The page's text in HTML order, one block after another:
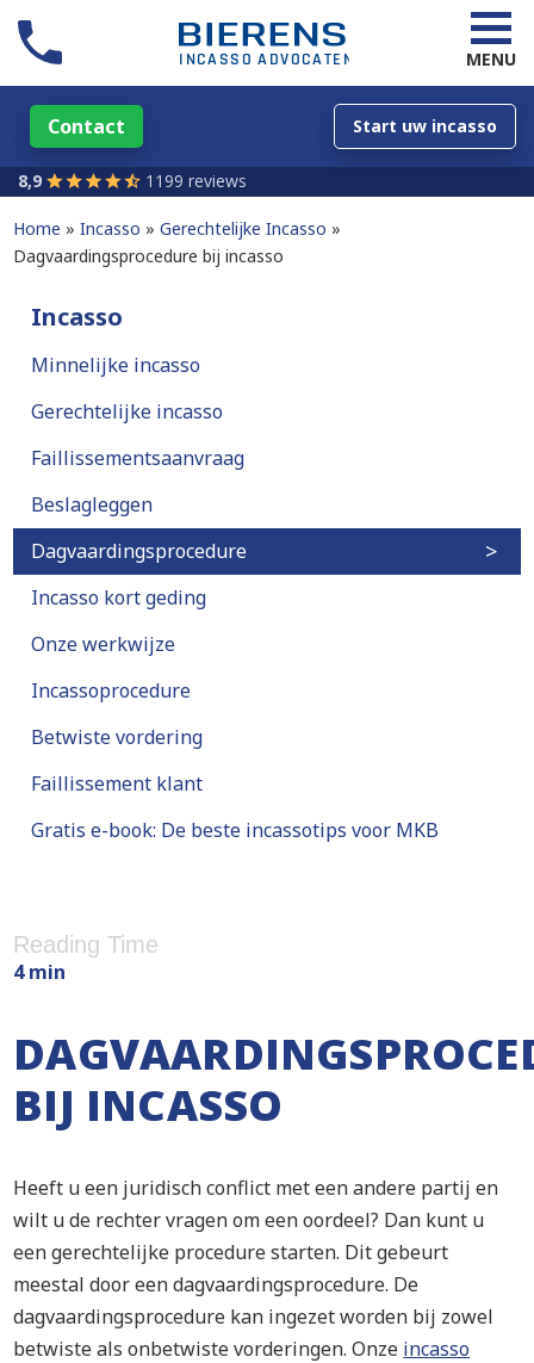
MENU
Contact Start uw incasso
8,9 1199 reviews
Home Incasso
Gerechtelijke Incasso
Dagvaardingsprocedure bij incasso
Incasso
Minnelijke incasso
Gerechtelijke incasso
Faillissementsaanvraag
Beslagleggen
Dagvaardingsprocedure
Incasso kort geding
Onze werkwijze
Incassoprocedure
Betwiste vordering
Faillissement klant
Gratis e-book: De beste incassotips voor MKB
Reading Time
4 min
BIJ INCASSO
Heeft u een juridisch conflict met een andere partij en
wilt u de rechter vragen om een oordeel? Dan kunt u
een gerechtelijke procedure starten. Dit gebeurt
meestal door een dagvaardingsprocedure. De
dagvaardingsprocedure kan ingezet worden bij zowel
betwiste als onbetwiste vorderingen. Onze incasso